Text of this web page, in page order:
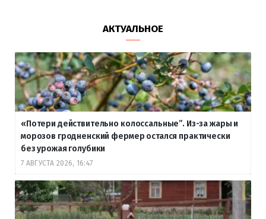
АКТУАЛЬНОЕ
«Потери действительно колоссальные”. Из-за жары и
морозов гродненский фермер остался практически
без урожая голубики
7 АВГУСТА 2026, 16:47